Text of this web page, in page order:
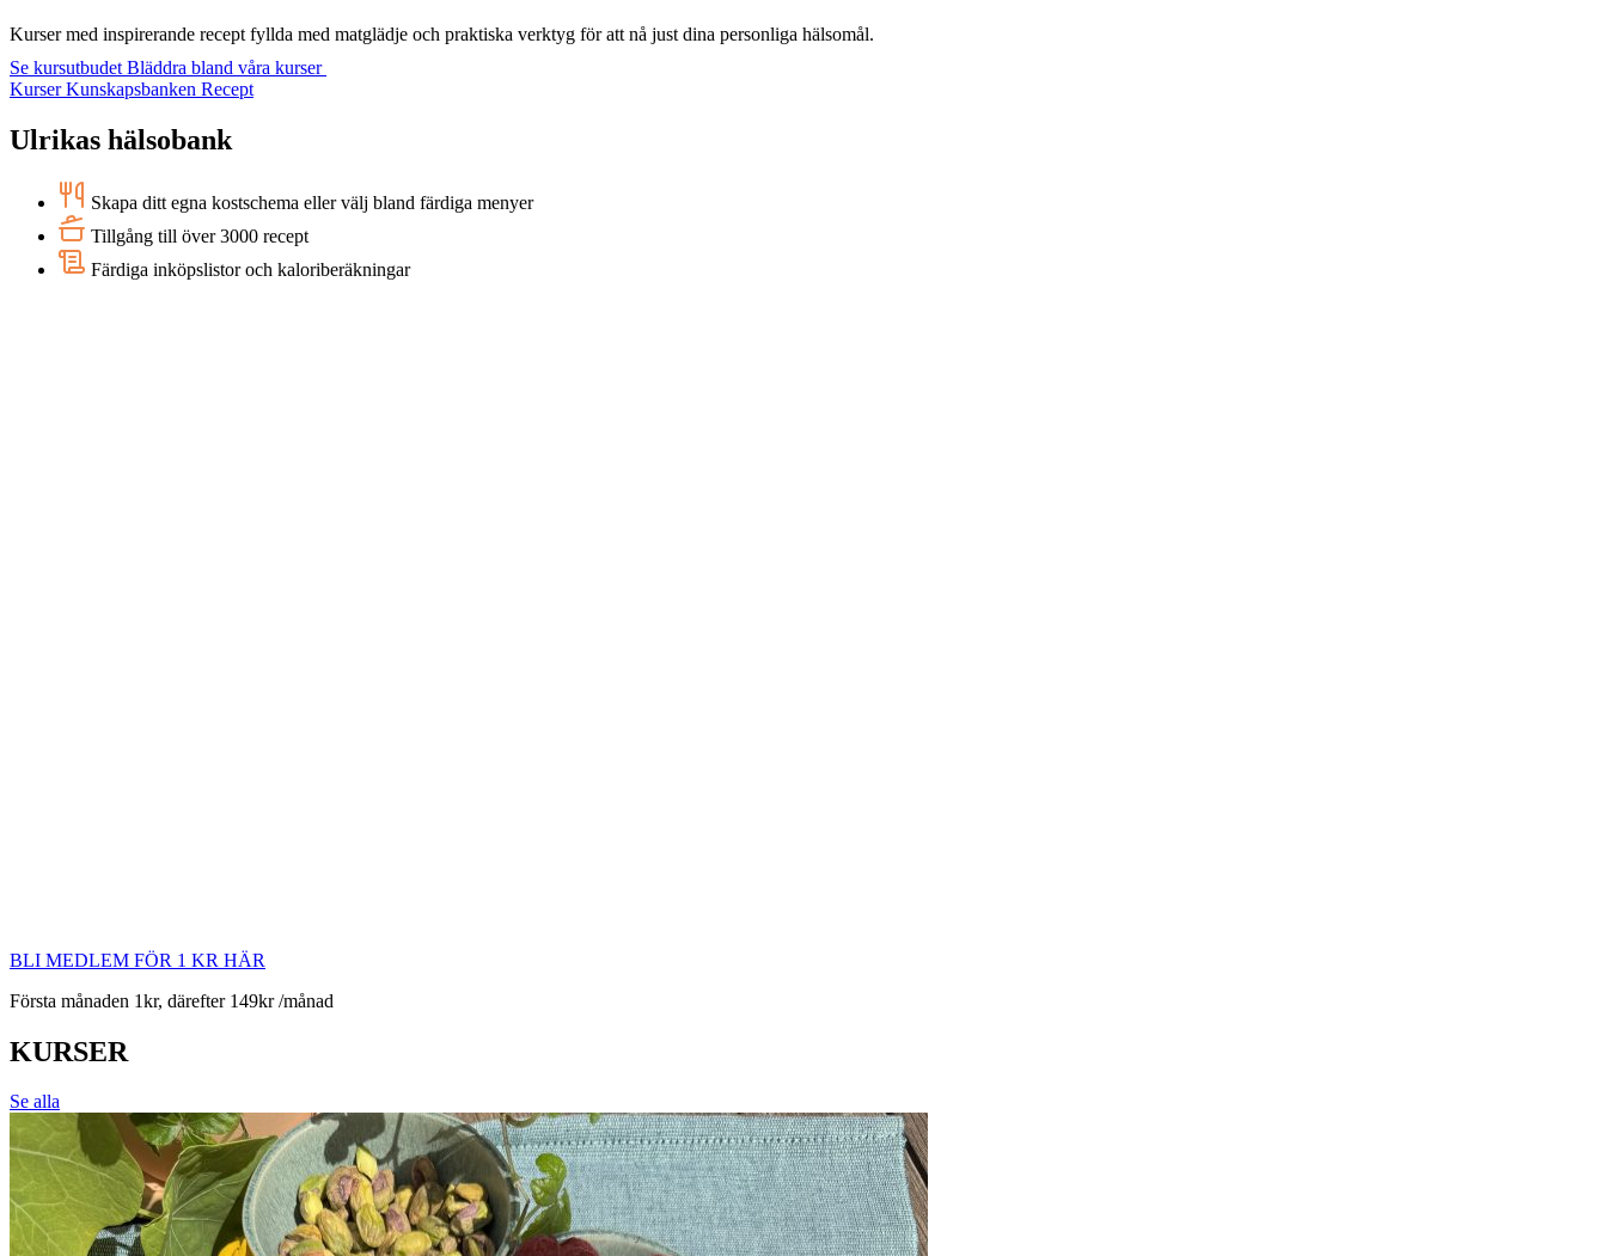
Kurser med inspirerande recept fyllda med matglädje och praktiska verktyg för att nå just dina personliga hälsomål.
Se kursutbudet Bläddra bland våra kurser
KurserKunskapsbanken Recept
Ulrikas hälsobank
Skapa ditt egna kostschema eller välj bland färdiga menyer
Tillgång till över 3000 recept
Färdiga inköpslistor och kaloriberäkningar
BLI MEDLEM FÖR 1 KR HÄR
Första månaden 1kr, därefter 149kr /månad
KURSER
Se alla